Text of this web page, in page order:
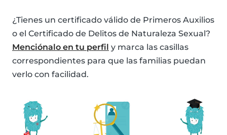
¿Tienes un certificado válido de Primeros Auxilios
o el Certificado de Delitos de Naturaleza Sexual?
Menciónalo en tu perfil y marca las casillas
correspondientes para que las familias puedan
verlo con facilidad.